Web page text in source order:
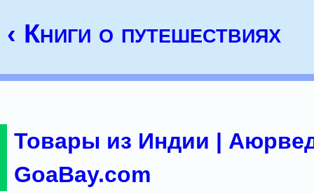
‹ Книги о путешествиях
Товары из Индии |
GoaBay.com